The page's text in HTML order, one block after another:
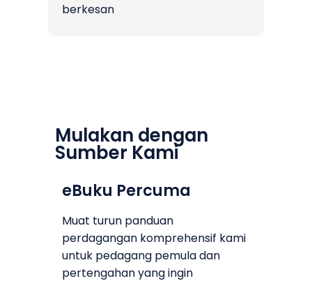
berkesan
Mulakan dengan
Sumber Kami
eBuku Percuma
Muat turun panduan
perdagangan komprehensif kami
untuk pedagang pemula dan
pertengahan yang ingin